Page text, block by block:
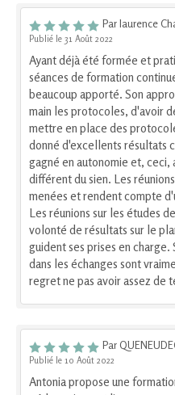
Par laurence
Publié le 31 Août 2022
Ayant déjà été formée et
séances de formation
beaucoup apporté. Son
main les protocoles, d'avoir
mettre en place des
donné d'excellents résultats
gagné en autonomie et,
différent du sien. Les
menées et rendent compte
Les réunions sur les études
volonté de résultats sur le
guident ses prises en
dans les échanges sont
regret ne pas avoir assez de
Par
Publié le 10 Août 2022
Antonia propose une